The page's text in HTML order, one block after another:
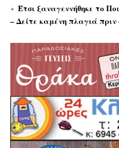
Έτσι ξαναγεννήθηκε το
– Δείτε καμένη πλαγιά πριν